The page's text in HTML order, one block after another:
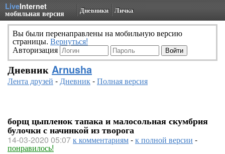
LiveInternet
мобильная версия Дневники Личка
Вы были перенаправлены на мобильную версию
страницы. Вернуться!
Авторизация
Дневник Arnusha
Лента друзей -Дневник-Полная версия
борщ цыпленок тапака и малосольная скумбрия
булочки с начинкой из творога
14-03-2020 05:07к комментариям-к полной версии -
понравилось!